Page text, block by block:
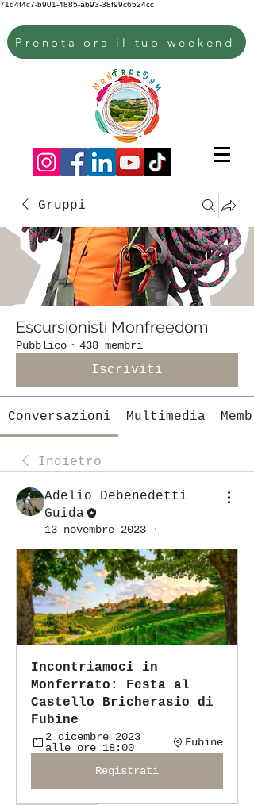
71d4f4c7-b901-4885-ab93-38f99c6524cc
Prenota ora il tuo weekend
Gruppi
Escursionisti Monfreedom
Pubblico · 438 membri
Iscriviti
Conversazioni Multimedia
Indietro
Adelio Debenedetti
Guida
13 novembre 2023 ·
Incontriamoci in
Monferrato: Festa al
Castello Bricherasio di
Fubine
2 dicembre 2023
alle ore 18:00
Fubine
Registrati